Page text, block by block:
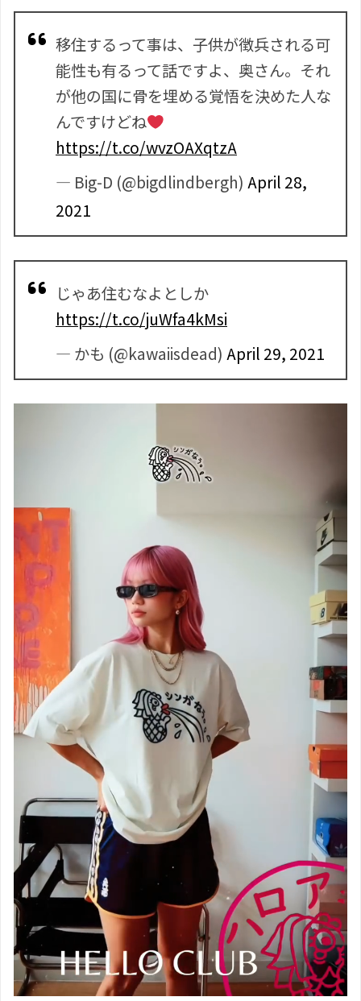
移住するって事は、子供が徴兵される可
能性も有るって話ですよ、奥さん。それ
が他の国に骨を埋める覚悟を決めた人な
んですけどね
https://t.co/wvzOAXqtzA
— Big-D (@bigdlindbergh) April 28,
2021
じゃあ住むなよとしか
https://t.co/juWfa4kMsi
— かも (@kawaiisdead) April 29, 2021